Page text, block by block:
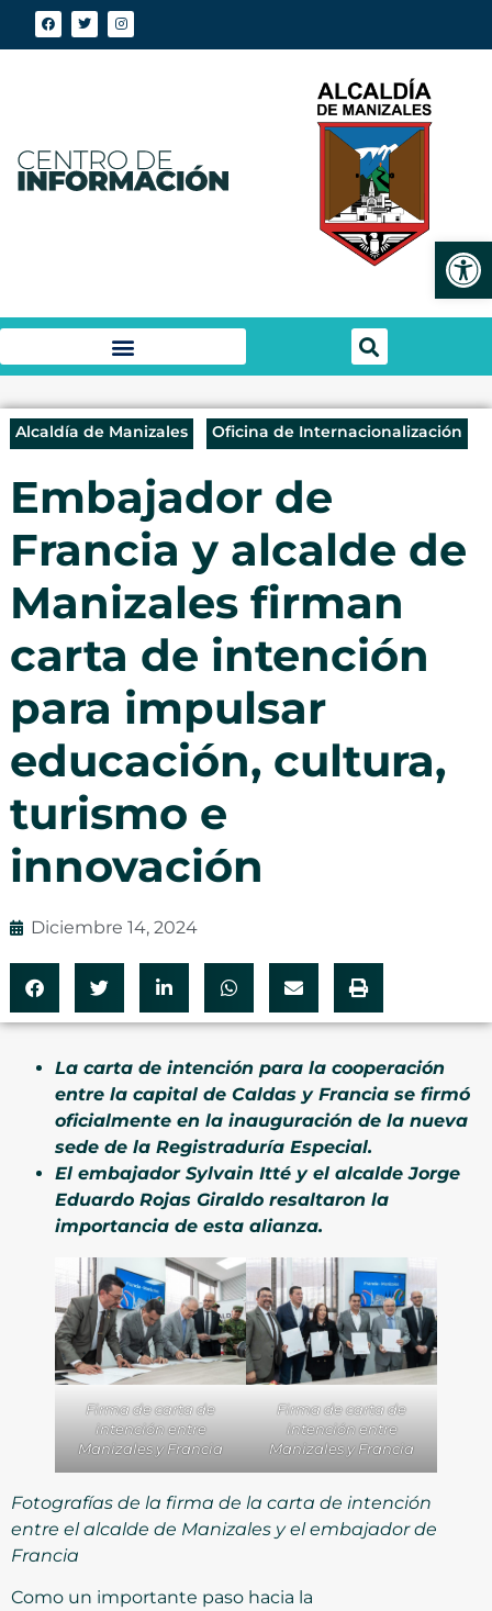
Alcaldía de Manizales Oficina de Internacionalización
Embajador de
Francia y alcalde de
Manizales firman
carta de intención
para impulsar
educación, cultura,
turismo e
innovación
Diciembre 14, 2024
La carta de intención para la cooperación
entre la capital de Caldas y Francia se firmó
oficialmente en la inauguración de la nueva
sede de la Registraduría Especial.
El embajador Sylvain Itté y el alcalde Jorge
Eduardo Rojas Giraldo resaltaron la
importancia de esta alianza.
Firma de carta de
intención entre
Manizales y Francia
Firma de carta de
intención entre
Manizales y Francia
Fotografías de la firma de la carta de intención
entre el alcalde de Manizales y el embajador de
Francia
Como un importante paso hacia la